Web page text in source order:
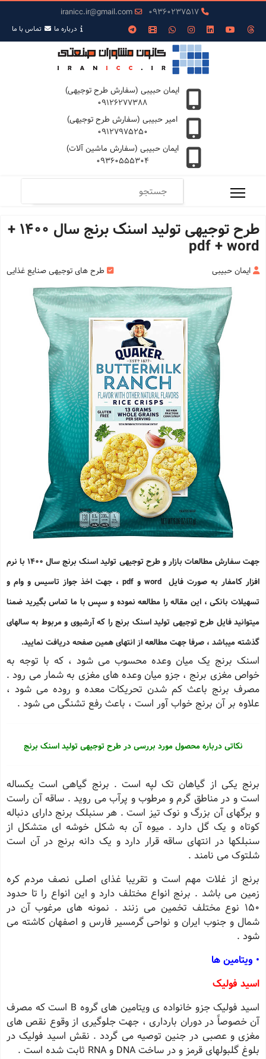
09360237517
iranicc.ir@gmail.com
درباره ما تمـاس با ما
ایمان حبیبی (سفارش طرح توجیهی)
09126277388
امیر حبیبی (سفارش طرح توجیهی)
09127975250
ایمان حبیبی (سفارش ماشین آلات)
09360555304
طرح توجیهی تولید اسنک برنج سال 1400 +
pdf + word
ایمان حبیبی طرح های توجیهی صنایع غذایی
جهت سفارش مطالعات بازار و طرح توجیهی تولید اسنک برنج سال 1400 با نرم
افزار کامفار به صورت فایل word و pdf ، جهت اخذ جواز تاسیس و وام و
تسهیلات بانکی ، این مقاله را مطالعه نموده و سپس با ما تماس بگیرید ضمنا
میتوانید فایل طرح توجیهی تولید اسنک برنج را که آرشیوی و مربوط به سالهای
گذشته میباشد ، صرفا جهت مطالعه از انتهای همین صفحه دریافت نمایید.
اسنک برنج یک میان وعده محسوب می شود ، که با توجه به
خواص مغزی برنج ، جزو میان وعده های مغزی به شمار می رود .
مصرف برنج باعث کم شدن تحریکات معده و روده می شود ،
علاوه بر آن برنج خواب آور است ، باعث رفع تشنگی می شود .
نکاتی درباره محصول مورد بررسی در طرح توجیهی تولید اسنک برنج
برنج یکی از گیاهان تک لپه است . برنج گیاهی است یکساله
است و در مناطق گرم و مرطوب و پرآب می روید . ساقه آن راست
و برگهای آن بزرگ و نوک تیز است . هر سنبلک برنج دارای دنباله
کوتاه و یک گل دارد . میوه آن به شکل خوشه ای متشکل از
سنبلکها در انتهای ساقه قرار دارد و یک دانه برنج در آن است
شلتوک می نامند .
برنج از غلات مهم است و تقریبا غذای اصلی نصف مردم کره
زمین می باشد . برنج انواع مختلف دارد و این انواع را تا حدود
150 نوع مختلف تخمین می زنند . نمونه های مرغوب آن در
شمال و جنوب ایران و نواحی گرمسیر فارس و اصفهان کاشته می
شود .
• ویتامین ها
اسید فولیک
اسید فولیک جزو خانواده ی ویتامین های گروه B است که مصرف
آن خصوصاً در دوران بارداری ، جهت جلوگیری از وقوع نقص های
مغزی و عصبی در جنین توصیه می گردد . نقش اسید فولیک در
بلوغ گلبولهای قرمز و در ساخت DNA و RNA ثابت شده است .